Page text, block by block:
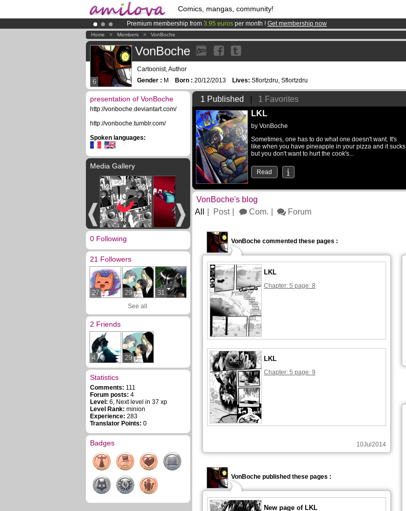
Comics, mangas, community!
Premium membership from 3.95 euros per month ! Get membership now
AmilovaKickstarter is now LIVE!.
Already 100000membersand 1000comics & mangas!.
Home > Members > VonBoche
6
VonBoche
Cartoonist, Author
Gender : M Born : 20/12/2013 Lives: Sflortzdru, Sflortzdru
presentation of VonBoche
http://vonboche.deviantart.com/
http://vonboche.tumblr.com/
Spoken languages:
Media Gallery
0 Following
21 Followers
27 29 31
See all
2 Friends
4 29
Statistics
Comments: 111
Forum posts: 4
Level: 6, Next level in 37 xp
Level Rank: minion
Experience: 283
Translator Points: 0
Badges
1 Published 1 Favorites
LKL
by VonBoche
Sometimes, one has to do what one doesn't want. It's
like when you have pineapple in your pizza and it sucks
but you don't want to hurt the cook's...
Read
VonBoche's blog
All Post Com. Forum
VonBoche commented these pages :
LKL
Chapter: 5 page: 8
LKL
Chapter: 5 page: 9
10Jul2014
VonBoche published these pages :
New page of LKL